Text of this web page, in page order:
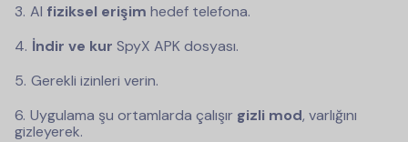
Al fiziksel erişim hedef telefona.
İndir ve kur SpyX APK dosyası.
Gerekli izinleri verin.
Uygulama şu ortamlarda çalışır gizli mod, varlığını
gizleyerek.